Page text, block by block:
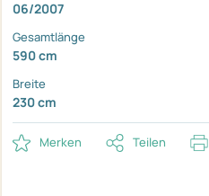
06/2007
Gesamtlänge
590 cm
Breite
230 cm
Merken Teilen